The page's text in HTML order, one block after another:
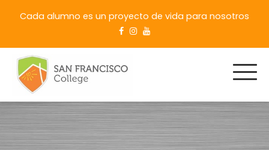
Cada alumno es un proyecto de vida para nosotros